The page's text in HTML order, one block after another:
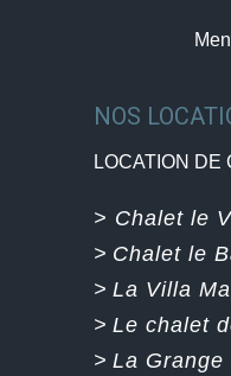
NOS
LOCATION DE
> Chalet le
> Chalet le
> La Villa
> Le chalet
> La Grange